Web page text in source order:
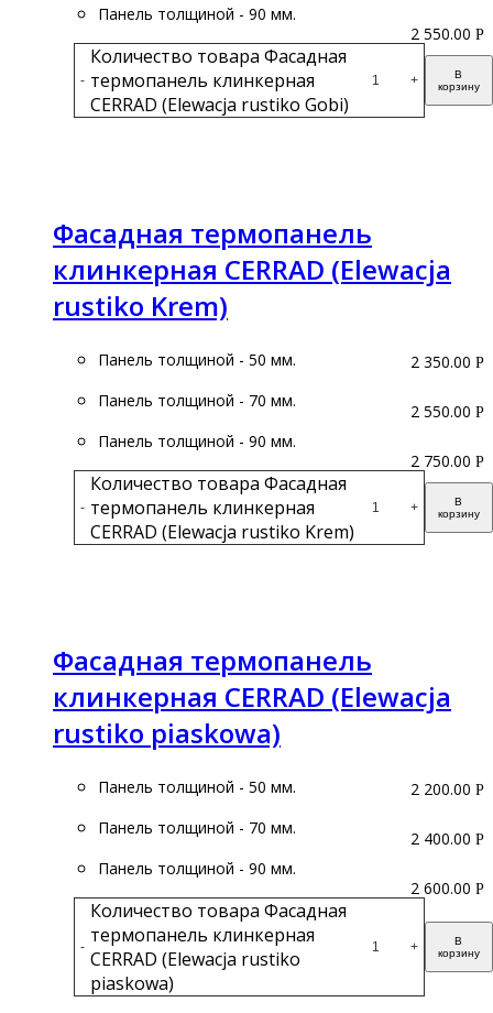
Панель толщиной - 90 мм.
-
Количество товара Фасадная
термопанель клинкерная
CERRAD (Elewacja rustiko Gobi)
+
В
корзину
2 550.00 Р
Фасадная термопанель
клинкерная CERRAD (Elewacja
rustiko Krem)
Панель толщиной - 50 мм.
Панель толщиной - 70 мм.
Панель толщиной - 90 мм.
-
Количество товара Фасадная
термопанель клинкерная
CERRAD (Elewacja rustiko Krem)
+
В
корзину
2 350.00 Р
2 550.00 Р
2 750.00 Р
Фасадная термопанель
клинкерная CERRAD (Elewacja
rustiko piaskowa)
Подробнее
Панель толщиной - 50 мм.
Панель толщиной - 70 мм.
Панель толщиной - 90 мм.
-
Количество товара Фасадная
термопанель клинкерная
CERRAD (Elewacja rustiko
piaskowa)
+
В
корзину
2 200.00 Р
2 400.00 Р
2 600.00 Р